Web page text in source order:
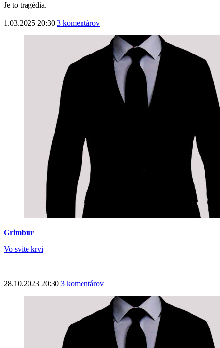
Je to tragédia.
1.03.2025 20:30 3 komentárov
Grimbur
Vo svite krvi
.
28.10.2023 20:30 3 komentárov